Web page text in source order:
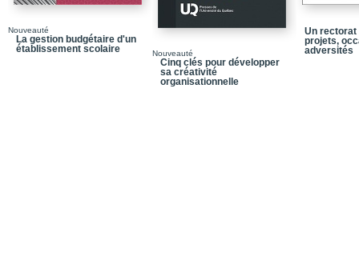
Études supérieures à
Accès au milieu des
Le retour
Nouveauté
La gestion budgétaire d'un
établissement scolaire
Nouveauté
Cinq clés pour développer
sa créativité
organisationnelle
Un rectorat
projets,
adversités